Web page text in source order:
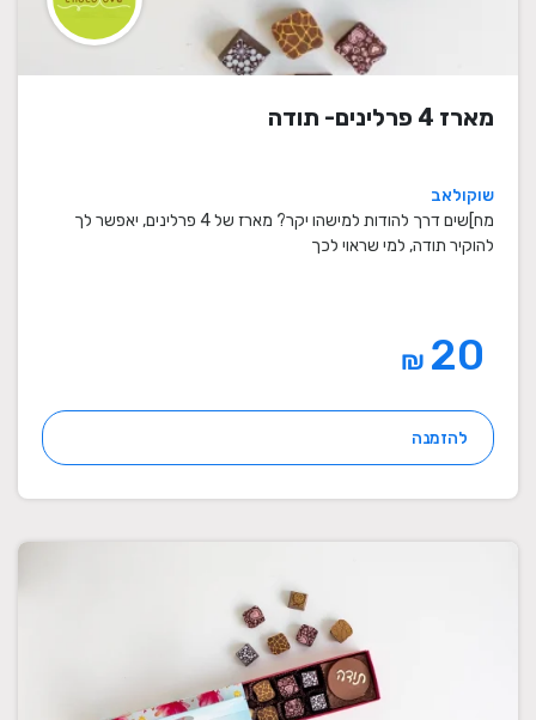
מארז 4 פרלינים- תודה
שוקולאב
מח]שים דרך להודות למישהו יקר? מארז של 4 פרלינים, יאפשר לך
להוקיר תודה, למי שראוי לכך
₪
להזמנה